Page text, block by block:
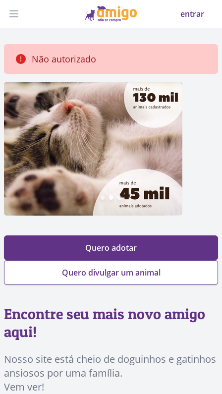
Abrir menu entrar
Não autorizado
Quero adotar
Quero divulgar um animal
Encontre seu mais novo amigo
aqui!
Nosso site está cheio de doguinhos e gatinhos
ansiosos por uma família.
Vem ver!